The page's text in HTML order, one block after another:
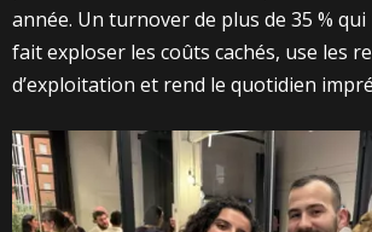
année. Un turnover de plus de 35 % qui
fait exploser les coûts cachés, use les
d’exploitation et rend le quotidien